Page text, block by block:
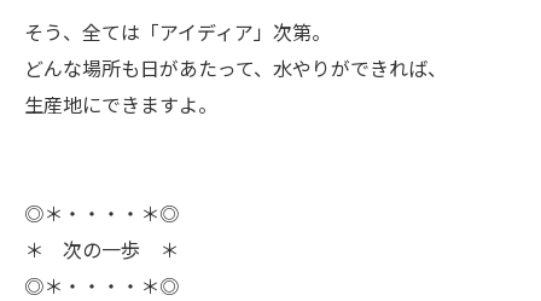
ㅤそう、全ては「アイディア」次第。
どんな場所も日があたって、水やりができれば、
生産地にできますよ。
◎＊・・・・＊◎
＊ 次の一歩 ＊
◎＊・・・・＊◎